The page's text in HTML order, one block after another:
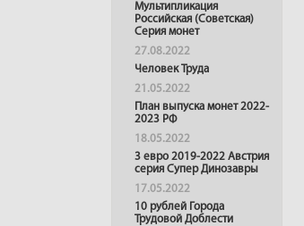
Мультипликация
Российская (Советская)
Серия монет
27.08.2022
Человек Труда
21.05.2022
План выпуска монет 2022-
2023 РФ
18.05.2022
3 евро 2019-2022 Австрия
серия Супер Динозавры
17.05.2022
10 рублей Города
Трудовой Доблести